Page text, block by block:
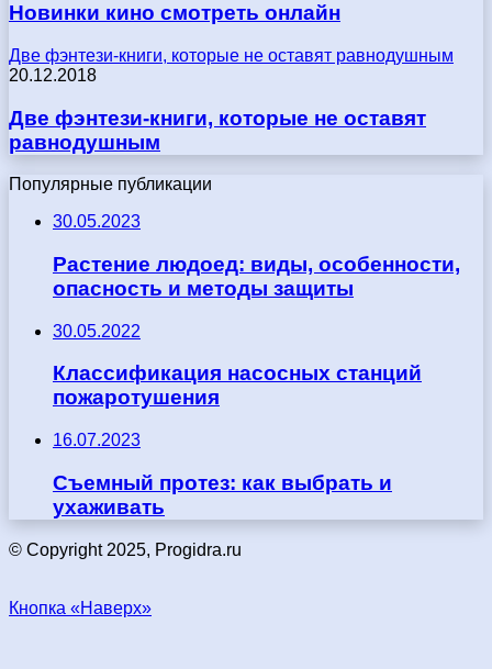
Новинки кино смотреть онлайн
Две фэнтези-книги, которые не оставят равнодушным
20.12.2018
Две фэнтези-книги, которые не оставят
равнодушным
Популярные публикации
30.05.2023
Растение людоед: виды, особенности,
опасность и методы защиты
30.05.2022
Классификация насосных станций
пожаротушения
16.07.2023
Съемный протез: как выбрать и
ухаживать
© Copyright 2025, Progidra.ru
Кнопка «Наверх»